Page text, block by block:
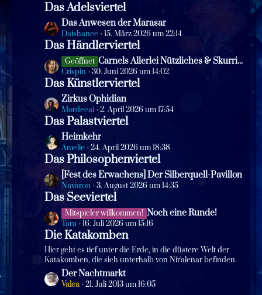
Das Adelsviertel
L
e
t
z
t
e
e
i
t
r
ä
g
e
Das Anwesen der Marasar
Daishanee 15. März 2026 um 22:14
Das Händlerviertel
L
e
t
z
t
e
e
i
t
r
ä
g
e
Geöffnet Carnels Allerlei Nützliches & Skurriles
Crispin 30. Juni 2026 um 14:02
Das Künstlerviertel
L
e
t
z
t
e
e
i
t
r
ä
g
e
Zirkus Ophidian
Mordecai 2. April 2026 um 17:54
Das Palastviertel
L
e
t
z
t
e
e
i
t
r
ä
g
e
Heimkehr
Amelie 24. April 2026 um 18:38
Das Philosophenviertel
L
e
t
z
t
e
B
e
t
[Fest des Erwachens] Der Silberquell-Pavillon
Navaron 3. August 2026 um 14:35
Das Seeviertel
L
e
t
z
t
e
B
Mitspieler willkommen! Noch eine Runde!
Tara 16. Juli 2026 um 15:16
Die Katakomben
Hier geht es tief unter die Erde, in die düstere Welt der
Katakomben, die sich unterhalb von Nir'alenar befinden.
L
e
Der Nachtmarkt
Valea 21. Juli 2013 um 16:05